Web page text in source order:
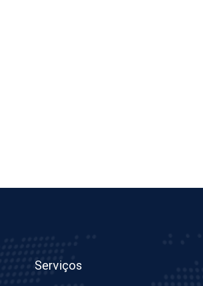
Serviços